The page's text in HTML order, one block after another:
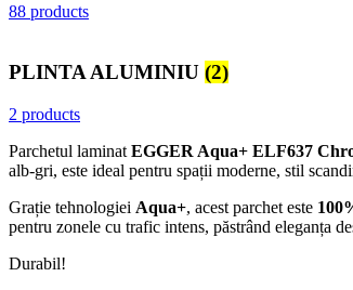
88 products
PLINTA ALUMINIU (2)
2 products
Parchetul laminat EGGER Aqua+ ELF637
alb-gri, este ideal pentru spații moderne, stil
Grație tehnologiei Aqua+, acest parchet este
pentru zonele cu trafic intens, păstrând eleganța
Durabil!